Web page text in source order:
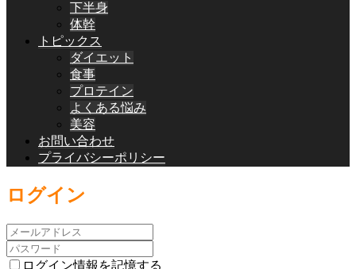
下半身
体幹
トピックス
ダイエット
食事
プロテイン
よくある悩み
美容
お問い合わせ
プライバシーポリシー
ログイン
ログイン情報を記憶する